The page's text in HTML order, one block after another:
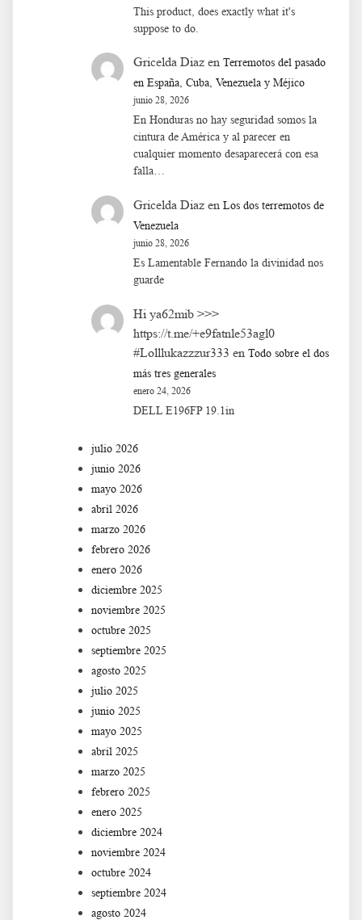
This product, does exactly what it's
suppose to do.
Gricelda Diaz en Terremotos del pasado
en España, Cuba, Venezuela y Méjico
junio 28, 2026
En Honduras no hay seguridad somos la
cintura de América y al parecer en
cualquier momento desaparecerá con esa
falla…
Gricelda Diaz en Los dos terremotos de
Venezuela
junio 28, 2026
Es Lamentable Fernando la divinidad nos
guarde
Hi ya62mib >>>
https://t.me/+e9fatnle53agl0
#Lolllukazzzur333 en Todo sobre el dos
más tres generales
enero 24, 2026
DELL E196FP 19.1in
julio 2026
junio 2026
mayo 2026
abril 2026
marzo 2026
febrero 2026
enero 2026
diciembre 2025
noviembre 2025
octubre 2025
septiembre 2025
agosto 2025
julio 2025
junio 2025
mayo 2025
abril 2025
marzo 2025
febrero 2025
enero 2025
diciembre 2024
noviembre 2024
octubre 2024
septiembre 2024
agosto 2024